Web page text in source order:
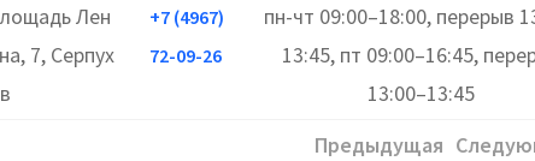
Лен
7, Серпух
+7 (4967)
72-09-26
пн-чт 09:00–18:00, перерыв
13:45, пт 09:00–16:45,
13:00–13:45
Предыдущая